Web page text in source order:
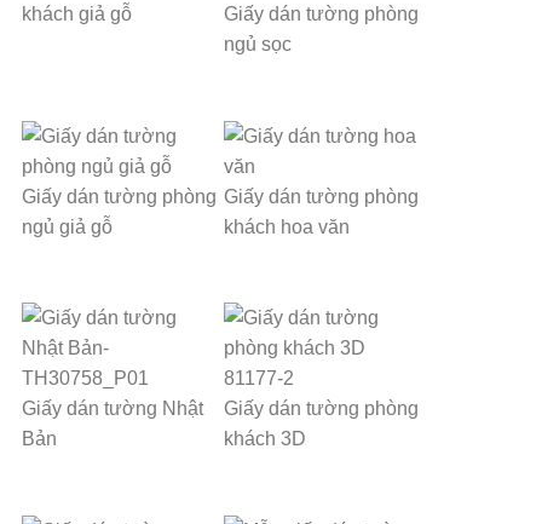
khách giả gỗ
Giấy dán tường phòng
ngủ sọc
Giấy dán tường phòng
ngủ giả gỗ
Giấy dán tường phòng
khách hoa văn
Giấy dán tường Nhật
Bản
Giấy dán tường phòng
khách 3D